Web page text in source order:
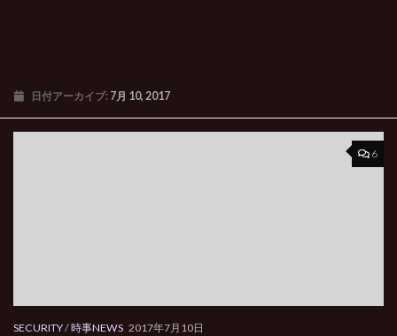
日付アーカイブ: 7月 10, 2017
6
SECURITY/時事NEWS 2017年7月10日